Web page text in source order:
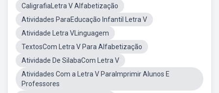
CaligrafiaLetra V Alfabetização
Atividades ParaEducação Infantil Letra V
Atividade Letra VLinguagem
TextosCom Letra V Para Alfabetização
Atividade De SilabaCom Letra V
Atividades Com a Letra V ParaImprimir Alunos E
Professores